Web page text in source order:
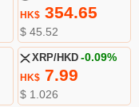
HK$354.65
$ 45.52
XRP/HKD -0.09%
HK$7.99
$ 1.026